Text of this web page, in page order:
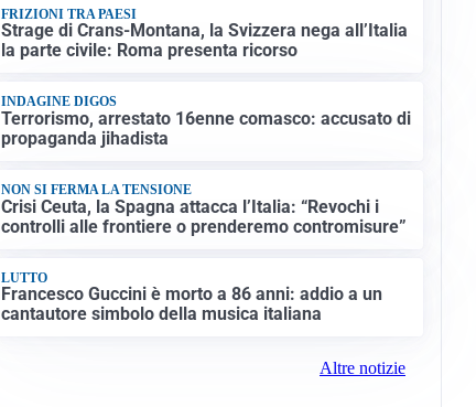
FRIZIONI TRA PAESI
Strage di Crans-Montana, la Svizzera nega all’Italia
la parte civile: Roma presenta ricorso
INDAGINE DIGOS
Terrorismo, arrestato 16enne comasco: accusato di
propaganda jihadista
NON SI FERMA LA TENSIONE
Crisi Ceuta, la Spagna attacca l’Italia: “Revochi i
controlli alle frontiere o prenderemo contromisure”
LUTTO
Francesco Guccini è morto a 86 anni: addio a un
cantautore simbolo della musica italiana
Altre notizie